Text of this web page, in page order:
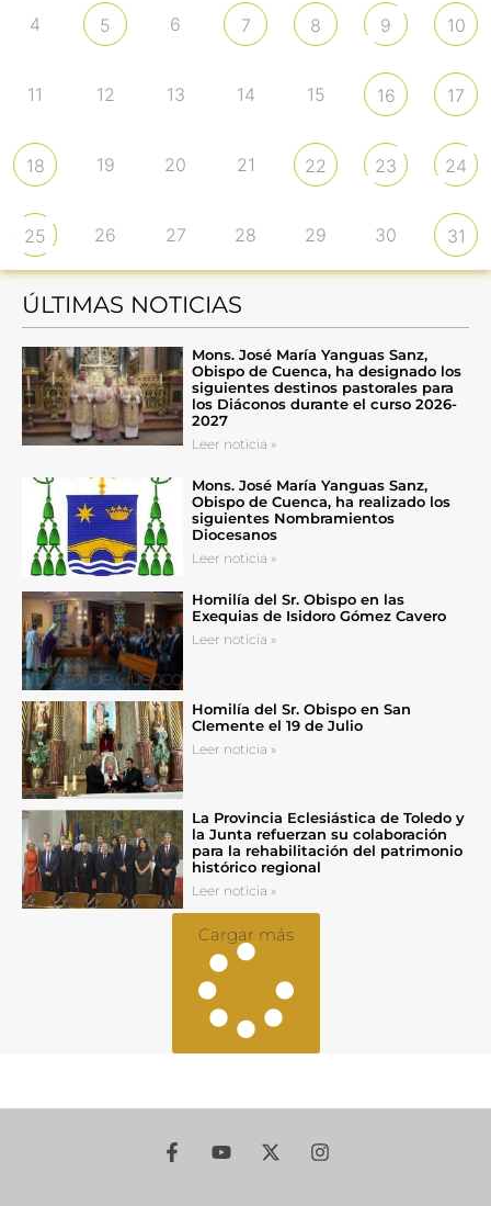
4 5 6 7 8 9 10
11 12 13 14 15 16 17
18 19 20 21 22 23 24
25 26 27 28 29 30 31
ÚLTIMAS NOTICIAS
Mons. José María Yanguas Sanz,
Obispo de Cuenca, ha designado los
siguientes destinos pastorales para
los Diáconos durante el curso 2026-
2027
Leer noticia »
Mons. José María Yanguas Sanz,
Obispo de Cuenca, ha realizado los
siguientes Nombramientos
Diocesanos
Leer noticia »
Homilía del Sr. Obispo en las
Exequias de Isidoro Gómez Cavero
Leer noticia »
Homilía del Sr. Obispo en San
Clemente el 19 de Julio
Leer noticia »
La Provincia Eclesiástica de Toledo y
la Junta refuerzan su colaboración
para la rehabilitación del patrimonio
histórico regional
Leer noticia »
Cargar más